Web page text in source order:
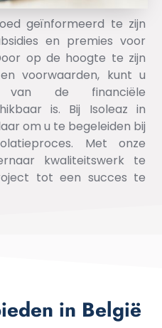
geïnformeerd te zijn
en premies voor
op de hoogte te zijn
voorwaarden, kunt u
van de financiële
is. Bij Isoleaz in
om u te begeleiden bij
Met onze
kwaliteitswerk te
tot een succes te
in België